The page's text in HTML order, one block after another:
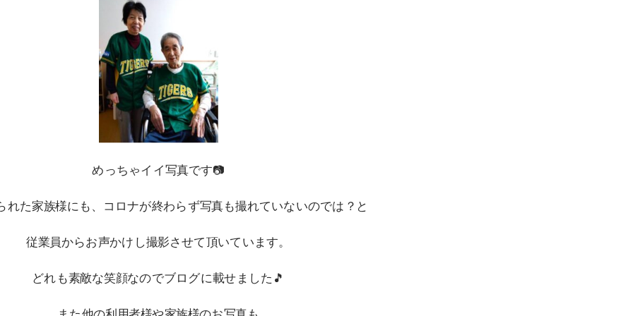
めっちゃイイ写真です📷
れた家族様にも、コロナが終わらず写真も撮れていないのでは？と
従業員からお声かけし撮影させて頂いています。
どれも素敵な笑顔なのでブログに載せました🎵